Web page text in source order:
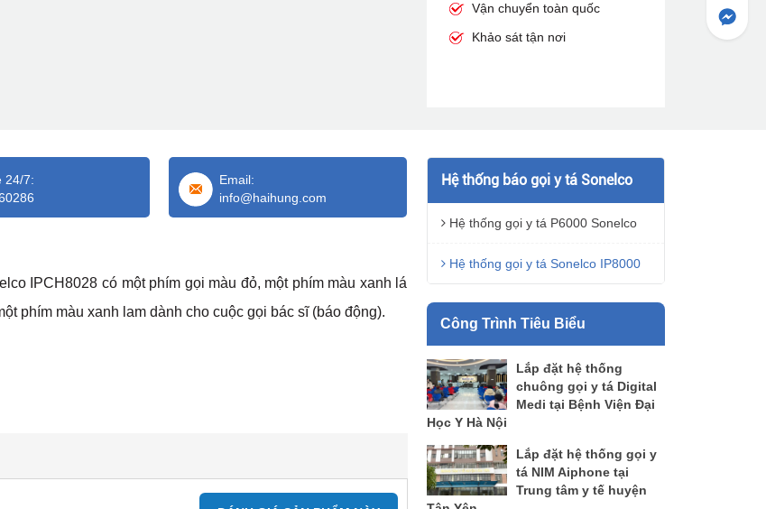
Vận chuyển toàn quốc
Khảo sát tận nơi
24/7:
Email:
info@haihung.com
IPCH8028 có một phím gọi màu đỏ, một phím màu xanh lá
phím màu xanh lam dành cho cuộc gọi bác sĩ (báo động).
Hệ thống báo gọi y tá Sonelco
Hệ thống gọi y tá P6000 Sonelco
Hệ thống gọi y tá Sonelco IP8000
Công Trình Tiêu Biểu
Lắp đặt hệ thống
chuông gọi y tá Digital
Medi tại Bệnh Viện Đại
Học Y Hà Nội
Lắp đặt hệ thống gọi y
tá NIM Aiphone tại
Trung tâm y tế huyện